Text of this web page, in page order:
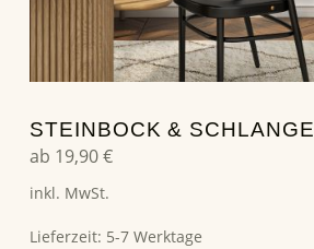
STEINBOCK & SCHLANGE
ab 19,90€
inkl. MwSt.
Lieferzeit: 5-7 Werktage